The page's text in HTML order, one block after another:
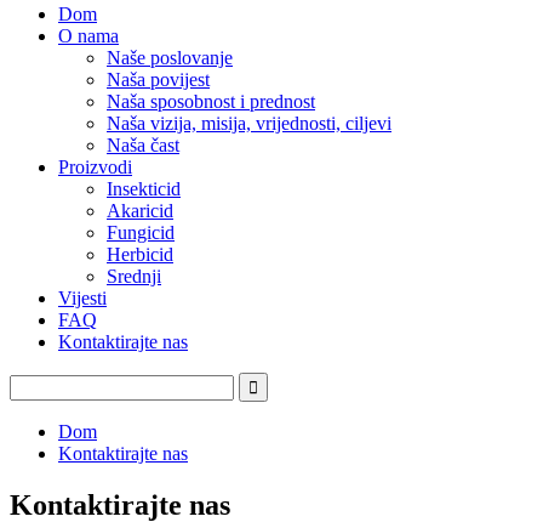
Dom
O nama
Naše poslovanje
Naša povijest
Naša sposobnost i prednost
Naša vizija, misija, vrijednosti, ciljevi
Naša čast
Proizvodi
Insekticid
Akaricid
Fungicid
Herbicid
Srednji
Vijesti
FAQ
Kontaktirajte nas
Dom
Kontaktirajte nas
Kontaktirajte nas